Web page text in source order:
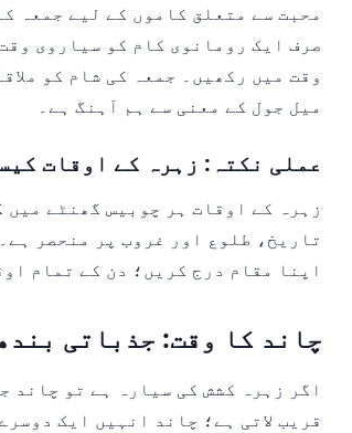
محبت سے متعلق کاموں کے لیے جمعہ
صرف ایک رومانوی کام کو سیاروی
وقت میں رکھیں۔ جمعہ کی شام کو
میل جول کے معنی سے ہم آہنگ ہے۔
عملی نکتہ: زہرہ کے اوقات
زہرہ کے اوقات ہر چوبیس گھنٹے
تاریخ، طلوع اور غروب پر منحصر
اپنا مقام درج کریں؛ دن کے تمام
چاند کا وقت: جذباتی
اگر زہرہ کشش کی سیارہ ہے تو چاند
قریب لاتی ہے؛ چاند انہیں ایک